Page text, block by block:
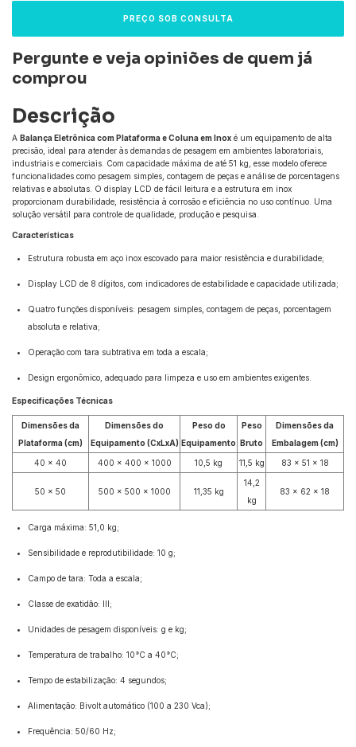
Pergunte e veja opiniões de quem já
comprou
Descrição
A Balança Eletrônica com Plataforma e Coluna em Inox é um equipamento de alta
precisão, ideal para atender às demandas de pesagem em ambientes laboratoriais,
industriais e comerciais. Com capacidade máxima de até 51 kg, esse modelo oferece
funcionalidades como pesagem simples, contagem de peças e análise de porcentagens
relativas e absolutas. O display LCD de fácil leitura e a estrutura em inox
proporcionam durabilidade, resistência à corrosão e eficiência no uso contínuo. Uma
solução versátil para controle de qualidade, produção e pesquisa.
Características
Estrutura robusta em aço inox escovado para maior resistência e durabilidade;
Display LCD de 8 dígitos, com indicadores de estabilidade e capacidade utilizada;
Quatro funções disponíveis: pesagem simples, contagem de peças, porcentagem
absoluta e relativa;
Operação com tara subtrativa em toda a escala;
Design ergonômico, adequado para limpeza e uso em ambientes exigentes.
Especificações Técnicas
Dimensões da
Plataforma (cm)
Dimensões do
Equipamento (CxLxA)
Peso do
Equipamento
Peso
Bruto
Dimensões da
Embalagem (cm)
40 x 40 400 x 400 x 1000 10,5 kg 11,5 kg 83 x 51 x 18
50 x 50 500 x 500 x 1000 11,35 kg
14,2
kg
83 x 62 x 18
Carga máxima: 51,0 kg;
Sensibilidade e reprodutibilidade: 10 g;
Campo de tara: Toda a escala;
Classe de exatidão: III;
Unidades de pesagem disponíveis: g e kg;
Temperatura de trabalho: 10°C a 40°C;
Tempo de estabilização: 4 segundos;
Alimentação: Bivolt automático (100 a 230 Vca);
Frequência: 50/60 Hz;